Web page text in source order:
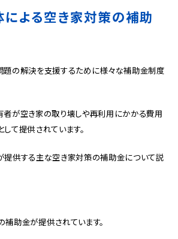
よる空き家対策の補助
題の解決を支援するために様々な補助金制度
者が空き家の取り壊しや再利用にかかる費用
て提供されています。
提供する主な空き家対策の補助金について説
助金が提供されています。